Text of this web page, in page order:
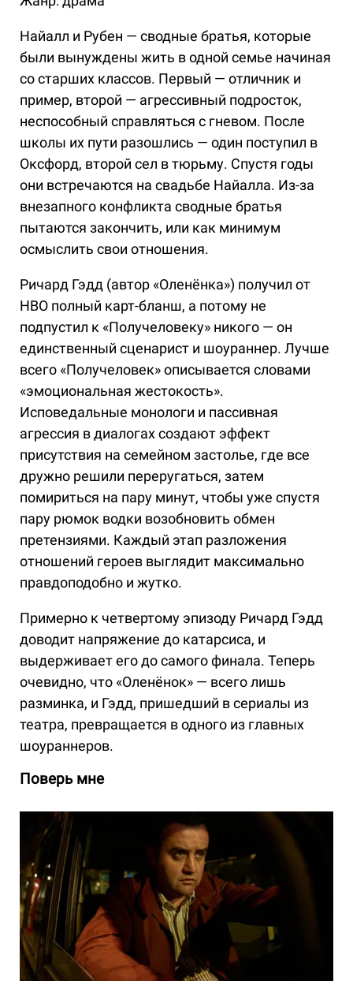
Найалл и Рубен — сводные братья, которые
были вынуждены жить в одной семье начиная
со старших классов. Первый — отличник и
пример, второй — агрессивный подросток,
неспособный справляться с гневом. После
школы их пути разошлись — один поступил в
Оксфорд, второй сел в тюрьму. Спустя годы
они встречаются на свадьбе Найалла. Из-за
внезапного конфликта сводные братья
пытаются закончить, или как минимум
осмыслить свои отношения.
Ричард Гэдд (автор «Оленёнка») получил от
HBO полный карт-бланш, а потому не
подпустил к «Получеловеку» никого — он
единственный сценарист и шоураннер. Лучше
всего «Получеловек» описывается словами
«эмоциональная жестокость».
Исповедальные монологи и пассивная
агрессия в диалогах создают эффект
присутствия на семейном застолье, где все
дружно решили переругаться, затем
помириться на пару минут, чтобы уже спустя
пару рюмок водки возобновить обмен
претензиями. Каждый этап разложения
отношений героев выглядит максимально
правдоподобно и жутко.
Примерно к четвертому эпизоду Ричард Гэдд
доводит напряжение до катарсиса, и
выдерживает его до самого финала. Теперь
очевидно, что «Оленёнок» — всего лишь
разминка, и Гэдд, пришедший в сериалы из
театра, превращается в одного из главных
шоураннеров.
Поверь мне